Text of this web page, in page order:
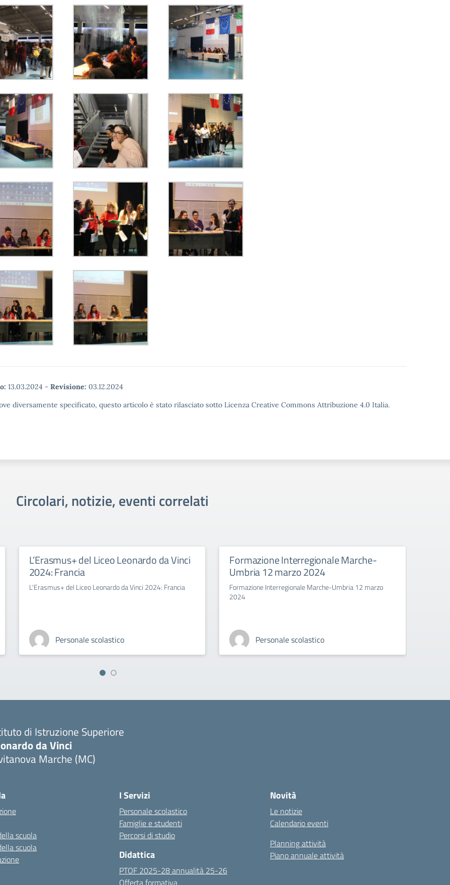
13.03.2024 - Revisione: 03.12.2024
diversamente specificato, questo articolo è stato rilasciato sotto Licenza Creative Commons Attribuzione 4.0 Italia.
Circolari, notizie, eventi correlati
L’Erasmus+ del Liceo Leonardo da Vinci
2024: Francia
L'Erasmus+ del Liceo Leonardo da Vinci 2024: Francia
Personale scolastico
Formazione Interregionale Marche-
Umbria 12 marzo 2024
Formazione Interregionale Marche-Umbria 12 marzo
2024
Personale scolastico
di Istruzione Superiore
da Vinci
Marche (MC)
scuola
scuola
I Servizi
Personale scolastico
Famiglie e studenti
Percorsi di studio
Didattica
PTOF 2025-28 annualità 25-26
Offerta formativa
Novità
Le notizie
Calendario eventi
Planning attività
Piano annuale attività